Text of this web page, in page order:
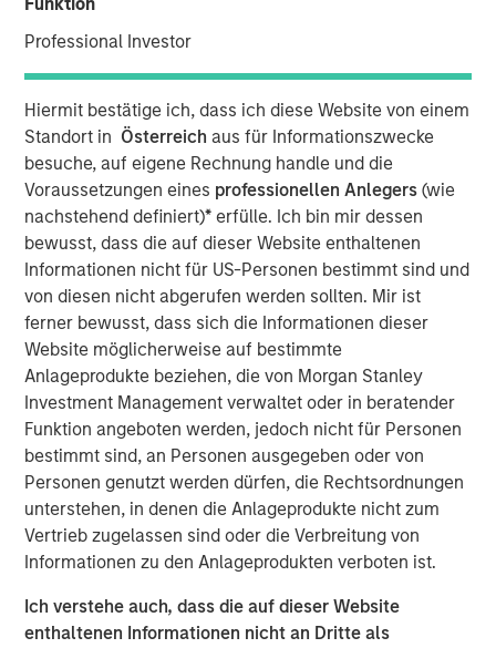
Professional Investor
Hiermit bestätige ich, dass ich diese Website von einem
Standort in Österreich aus für Informationszwecke
besuche, auf eigene Rechnung handle und die
Voraussetzungen eines professionellen Anlegers(wie
nachstehend definiert)* erfülle. Ich bin mir dessen
bewusst, dass die auf dieser Website enthaltenen
Informationen nicht für US-Personen bestimmt sind und
von diesen nicht abgerufen werden sollten. Mir ist
ferner bewusst, dass sich die Informationen dieser
Website möglicherweise auf bestimmte
Anlageprodukte beziehen, die von Morgan Stanley
Investment Management verwaltet oder in beratender
Funktion angeboten werden, jedoch nicht für Personen
bestimmt sind, an Personen ausgegeben oder von
Personen genutzt werden dürfen, die Rechtsordnungen
unterstehen, in denen die Anlageprodukte nicht zum
Vertrieb zugelassen sind oder die Verbreitung von
Informationen zu den Anlageprodukten verboten ist.
Ich verstehe auch, dass die auf dieser Website
enthaltenen Informationen nicht an Dritte als
a global leader in sustainable nutrition in a variety of
accessible options. Since 1GT’s investment in 2023, Huel
has delivered substantial organic growth, including
innovation across its product suite.
Vikram Raju, MSIM’s Head of Climate Private Equity
Investing and 1GT platform, commented: “1GT is proud to
have played a role in Julian Hearn's compelling vision to
revolutionize meals and address the carbon signature of
the food ecosystem. We are also grateful for the
partnership with CEO James McMaster, his team and
Highland Capital as the company made tangible progress
in tracking and quantifying its sustainability impact while
broadening its appeal to a global customer base. This
announcement represents a compelling example of 1GT’s
focus on backing businesses where strong commercial
performance and positive carbon impact go hand in
hand. We look forward to seeing Huel's continued
success as part of the distinctive Danone platform."
In line with its Renew Danone strategy, the acquisition
and extend its portfolio into the fast-growing Complete
Nutrition space. Huel’s complementary range, spanning